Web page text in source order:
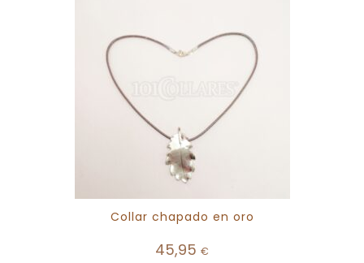
Collar chapado en oro
45,95 €